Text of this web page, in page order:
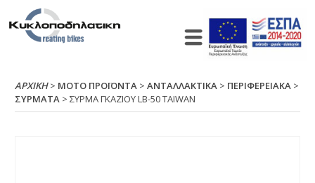
ΑΡΧΙΚΉ> ΜΟΤΟ ΠΡΟΪΟΝΤΑ >ΑΝΤΑΛΛΑΚΤΙΚΑ > ΠΕΡΙΦΕΡΕΙΑΚΑ >
ΣΥΡΜΑΤΑ > ΣΥΡΜΑ ΓΚΑΖΙΟΥ LΒ-50 ΤΑΙWΑΝ